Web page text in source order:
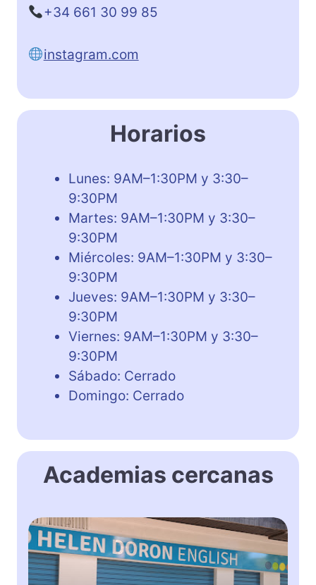
+34 661 30 99 85
instagram.com
Horarios
Lunes: 9AM–1:30PM y 3:30–
9:30PM
Martes: 9AM–1:30PM y 3:30–
9:30PM
Miércoles: 9AM–1:30PM y 3:30–
9:30PM
Jueves: 9AM–1:30PM y 3:30–
9:30PM
Viernes: 9AM–1:30PM y 3:30–
9:30PM
Sábado: Cerrado
Domingo: Cerrado
Academias cercanas
H
e
l
e